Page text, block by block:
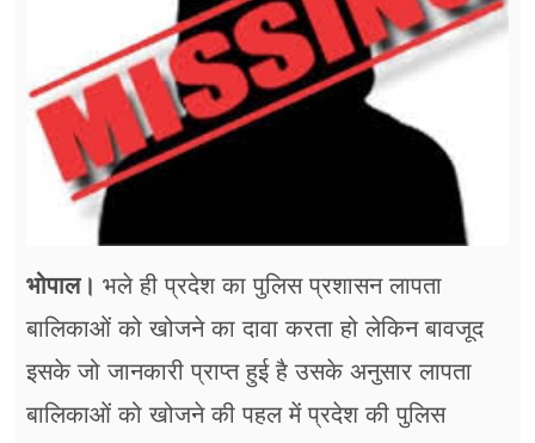
जॉब्स
शिक्षा
अन्य खबरें
भोपाल। भले ही प्रदेश का पुलिस प्रशासन लापता
बालिकाओं को खोजने का दावा करता हो लेकिन बावजूद
इसके जो जानकारी प्राप्त हुई है उसके अनुसार लापता
बालिकाओं को खोजने की पहल में प्रदेश की पुलिस